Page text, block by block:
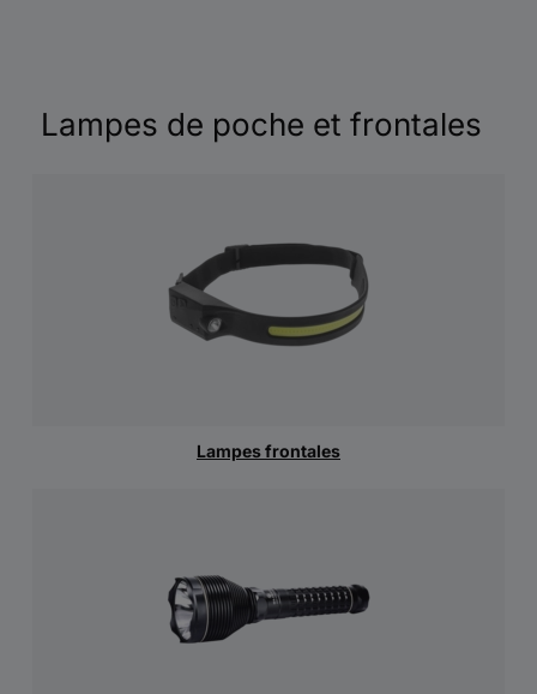
Lampes de poche et frontales
Lampes frontales